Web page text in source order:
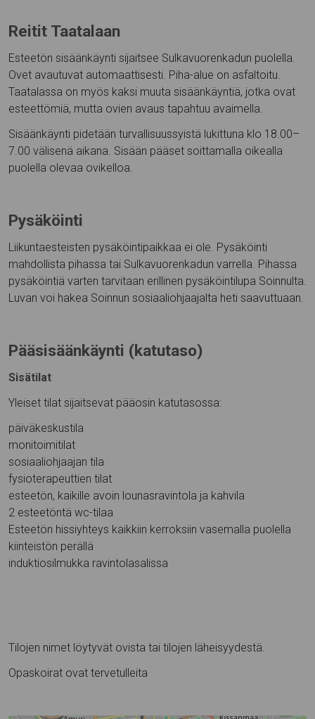
Reitit Taatalaan
Esteetön sisäänkäynti sijaitsee Sulkavuorenkadun puolella.
Ovet avautuvat automaattisesti. Piha-alue on asfaltoitu.
Taatalassa on myös kaksi muuta sisäänkäyntiä, jotka ovat
esteettömiä, mutta ovien avaus tapahtuu avaimella.
Sisäänkäynti pidetään turvallisuussyistä lukittuna klo 18.00–
7.00 välisenä aikana. Sisään pääset soittamalla oikealla
puolella olevaa ovikelloa.
Pysäköinti
Liikuntaesteisten pysäköintipaikkaa ei ole. Pysäköinti
mahdollista pihassa tai Sulkavuorenkadun varrella. Pihassa
pysäköintiä varten tarvitaan erillinen pysäköintilupa Soinnulta.
Luvan voi hakea Soinnun sosiaaliohjaajalta heti saavuttuaan.
Pääsisäänkäynti (katutaso)
Sisätilat
Yleiset tilat sijaitsevat pääosin katutasossa:
päiväkeskustila
monitoimitilat
sosiaaliohjaajan tila
fysioterapeuttien tilat
esteetön, kaikille avoin lounasravintola ja kahvila
2 esteetöntä wc-tilaa
Esteetön hissiyhteys kaikkiin kerroksiin vasemalla puolella
kiinteistön perällä
induktiosilmukka ravintolasalissa
Tilojen nimet löytyvät ovista tai tilojen läheisyydestä.
Opaskoirat ovat tervetulleita